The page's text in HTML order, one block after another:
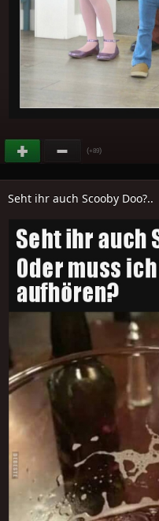
(+89)
Seht ihr auch Scooby Doo?..